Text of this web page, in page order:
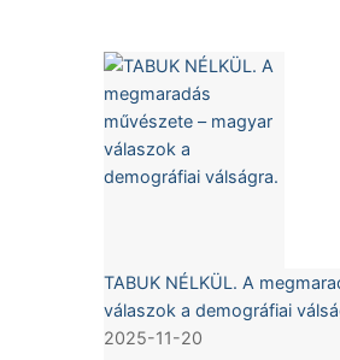
TABUK NÉLKÜL. A
válaszok a demográfiai
2025-11-20